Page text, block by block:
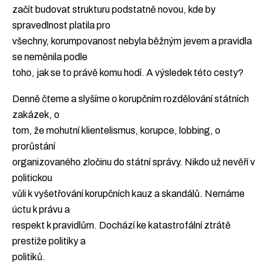
začít budovat strukturu podstatně novou, kde by
spravedlnost platila pro
všechny, korumpovanost nebyla běžným jevem a pravidla
se neměnila podle
toho, jak se to právě komu hodí. A výsledek této cesty?
Denně čteme a slyšíme o korupčním rozdělování státních
zakázek, o
tom, že mohutní klientelismus, korupce, lobbing, o
prorůstání
organizovaného zločinu do státní správy. Nikdo už nevěří v
politickou
vůli k vyšetřování korupčních kauz a skandálů. Nemáme
úctu k právu a
respekt k pravidlům. Dochází ke katastrofální ztrátě
prestiže politiky a
politiků.